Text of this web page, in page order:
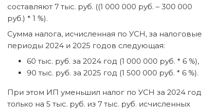
составляют 7 тыс. руб. ((1 000 000 руб. – 300 000
руб.) * 1 %).
Сумма налога, исчисленная по УСН, за налоговые
периоды 2024 и 2025 годов следующая:
60 тыс. руб. за 2024 год (1 000 000 руб. * 6 %),
90 тыс. руб. за 2025 год (1 500 000 руб. * 6 %).
При этом ИП уменьшил налог по УСН за 2024 год
только на 5 тыс. руб. из 7 тыс. руб. исчисленных